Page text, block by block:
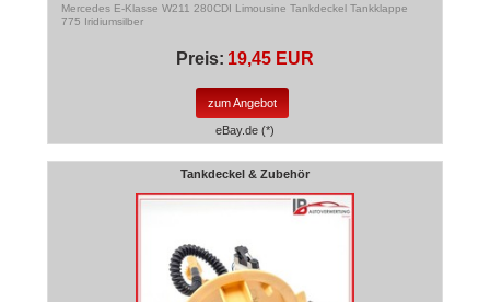
Mercedes E-Klasse W211 280CDI Limousine Tankdeckel Tankklappe
775 Iridiumsilber
Preis: 19,45 EUR
zum Angebot
eBay.de (*)
Tankdeckel & Zubehör